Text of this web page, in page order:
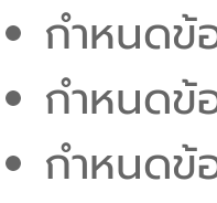
กำหนด
กำหนด
กำหนด